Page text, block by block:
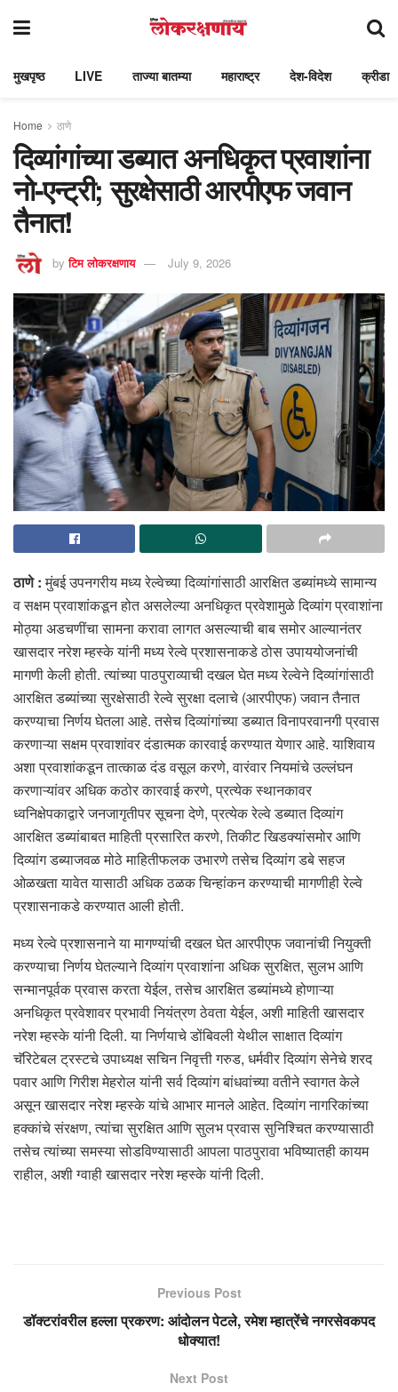
मुखपृष्ठ LIVE ताज्या बातम्या महाराष्ट्र देश-विदेश क्रीडा
Home ठाणे
दिव्यांगांच्या डब्यात अनधिकृत प्रवाशांना
नो-एन्ट्री; सुरक्षेसाठी आरपीएफ जवान
तैनात!
by टिम लोकरक्षणाय July 9, 2026
ठाणे :मुंबई उपनगरीय मध्य रेल्वेच्या दिव्यांगांसाठी आरक्षित डब्यांमध्ये सामान्य
व सक्षम प्रवाशांकडून होत असलेल्या अनधिकृत प्रवेशामुळे दिव्यांग प्रवाशांना
मोठ्या अडचणींचा सामना करावा लागत असल्याची बाब समोर आल्यानंतर
खासदार नरेश म्हस्के यांनी मध्य रेल्वे प्रशासनाकडे ठोस उपाययोजनांची
मागणी केली होती. त्यांच्या पाठपुराव्याची दखल घेत मध्य रेल्वेने दिव्यांगांसाठी
आरक्षित डब्यांच्या सुरक्षेसाठी रेल्वे सुरक्षा दलाचे (आरपीएफ) जवान तैनात
करण्याचा निर्णय घेतला आहे. तसेच दिव्यांगांच्या डब्यात विनापरवानगी प्रवास
करणाऱ्या सक्षम प्रवाशांवर दंडात्मक कारवाई करण्यात येणार आहे. याशिवाय
अशा प्रवाशांकडून तात्काळ दंड वसूल करणे, वारंवार नियमांचे उल्लंघन
करणाऱ्यांवर अधिक कठोर कारवाई करणे, प्रत्येक स्थानकावर
ध्वनिक्षेपकाद्वारे जनजागृतीपर सूचना देणे, प्रत्येक रेल्वे डब्यात दिव्यांग
आरक्षित डब्यांबाबत माहिती प्रसारित करणे, तिकीट खिडक्यांसमोर आणि
दिव्यांग डब्याजवळ मोठे माहितीफलक उभारणे तसेच दिव्यांग डबे सहज
ओळखता यावेत यासाठी अधिक ठळक चिन्हांकन करण्याची मागणीही रेल्वे
प्रशासनाकडे करण्यात आली होती.
मध्य रेल्वे प्रशासनाने या मागण्यांची दखल घेत आरपीएफ जवानांची नियुक्ती
करण्याचा निर्णय घेतल्याने दिव्यांग प्रवाशांना अधिक सुरक्षित, सुलभ आणि
सन्मानपूर्वक प्रवास करता येईल, तसेच आरक्षित डब्यांमध्ये होणाऱ्या
अनधिकृत प्रवेशावर प्रभावी नियंत्रण ठेवता येईल, अशी माहिती खासदार
नरेश म्हस्के यांनी दिली. या निर्णयाचे डोंबिवली येथील साक्षात दिव्यांग
चॅरिटेबल ट्रस्टचे उपाध्यक्ष सचिन निवृत्ती गरुड, धर्मवीर दिव्यांग सेनेचे शरद
पवार आणि गिरीश मेहरोल यांनी सर्व दिव्यांग बांधवांच्या वतीने स्वागत केले
असून खासदार नरेश म्हस्के यांचे आभार मानले आहेत. दिव्यांग नागरिकांच्या
हक्कांचे संरक्षण, त्यांचा सुरक्षित आणि सुलभ प्रवास सुनिश्चित करण्यासाठी
तसेच त्यांच्या समस्या सोडविण्यासाठी आपला पाठपुरावा भविष्यातही कायम
राहील, अशी ग्वाही खासदार नरेश म्हस्के यांनी दिली.
Previous Post
डॉक्टरांवरील हल्ला प्रकरण: आंदोलन पेटले, रमेश म्हात्रेंचे नगरसेवकपद
धोक्यात!
Next Post